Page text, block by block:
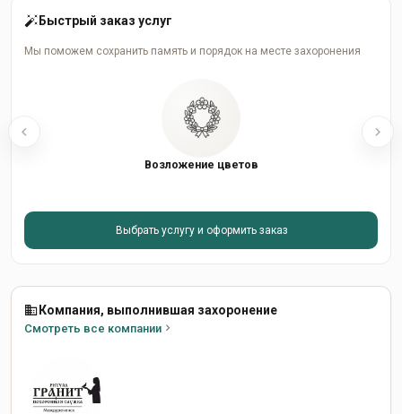
Быстрый заказ услуг
Мы поможем сохранить память и порядок на месте захоронения
Возложение цветов
Выбрать услугу и оформить заказ
Компания, выполнившая захоронение
Смотреть все компании